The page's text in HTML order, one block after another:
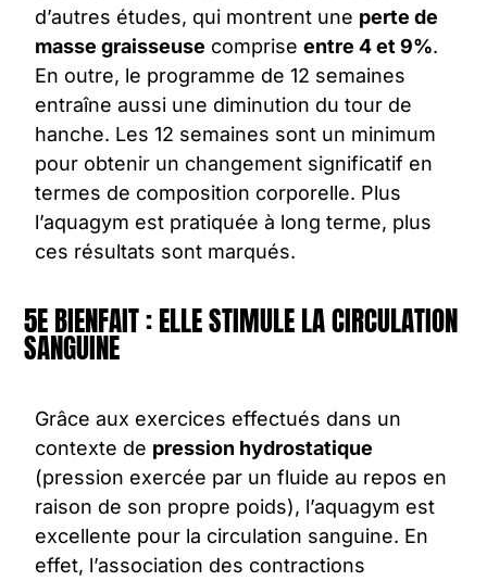
d’autres études, qui montrent une perte de
masse graisseuse compriseentre 4 et 9%.
En outre, le programme de 12 semaines
entraîne aussi une diminution du tour de
hanche. Les 12 semaines sont un minimum
pour obtenir un changement significatif en
termes de composition corporelle. Plus
l’aquagym est pratiquée à long terme, plus
ces résultats sont marqués.
5E BIENFAIT : ELLE STIMULE LA CIRCULATION
SANGUINE
Grâce aux exercices effectués dans un
contexte de pression hydrostatique
(pression exercée par un fluide au repos en
raison de son propre poids), l’aquagym est
excellente pour la circulation sanguine. En
effet, l’association des contractions